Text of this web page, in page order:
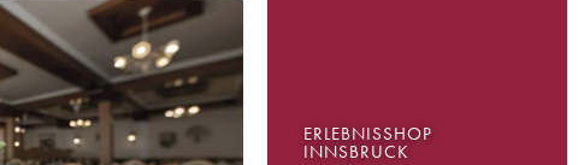
ERLEBNISSHOP
INNSBRUCK